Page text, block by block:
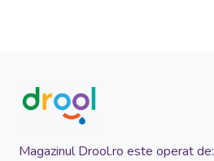
Magazinul Drool.ro este operat de: